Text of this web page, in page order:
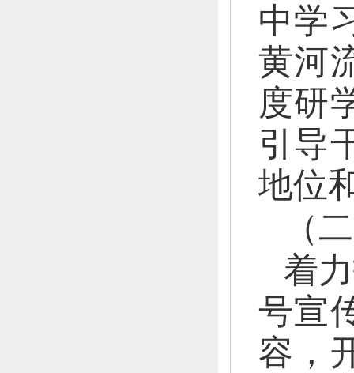
中学
黄河
度研
引导
地位
（
着
号宣
容，